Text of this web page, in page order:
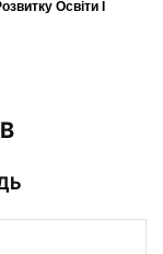
Освіти І